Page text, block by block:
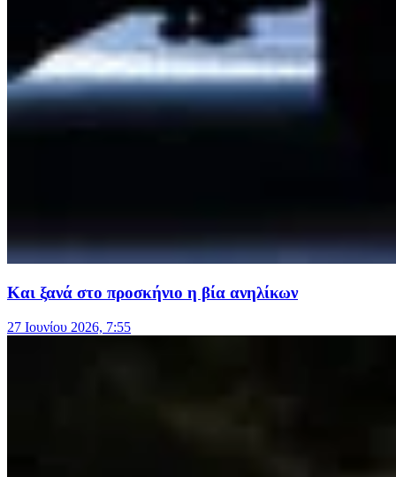
Και ξανά στο προσκήνιο η βία ανηλίκων
27 Ιουνίου 2026, 7:55